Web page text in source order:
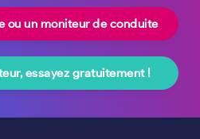
ou un moniteur de conduite
essayez gratuitement !